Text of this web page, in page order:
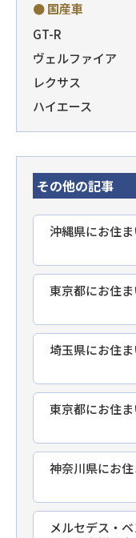
● 国産車
GT-R
ヴェルファイア
レクサス
ハイエース
その他の記事
沖縄県にお住
東京都にお住
埼玉県にお住
東京都にお住
神奈川県にお
メルセデス・